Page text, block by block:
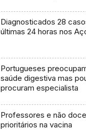
Diagnosticados 28
últimas 24 horas nos
Portugueses
saúde digestiva mas
procuram especialista
Professores e não
prioritários na vacina